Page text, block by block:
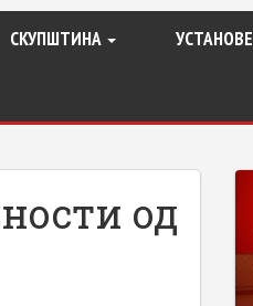
СКУПШТИНА УСТАНОВЕ
од